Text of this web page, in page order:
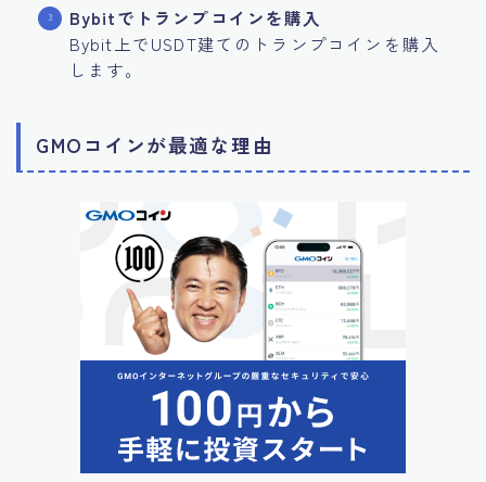
Bybitでトランプコインを購入
Bybit上でUSDT建てのトランプコインを購入
します。
GMOコインが最適な理由